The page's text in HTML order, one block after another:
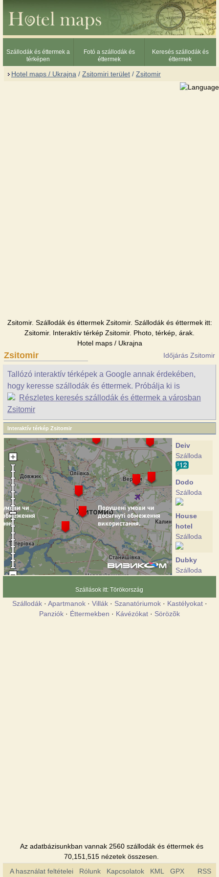
Szállodák és éttermek a
térképen
Fotó a szállodák és
éttermek
Keresés szállodák és
éttermek
Hotel maps / Ukrajna / Zsitomiri terület / Zsitomir
Zsitomir. Szállodák és éttermek Zsitomir. Szállodák és éttermek itt:
Zsitomir. Interaktív térkép Zsitomir. Photo, térkép, árak.
Hotel maps / Ukrajna
Zsitomir Időjárás Zsitomir
Tallózó interaktív térképek a Google annak érdekében,
hogy keresse szállodák és éttermek. Próbálja ki is
Részletes keresés szállodák és éttermek a városban
Zsitomir
Interaktív térkép Zsitomir
Deiv
Szálloda
Dodo
Szálloda
House
hotel
Szálloda
Dubky
Szálloda
Szálloda
Szállások itt: Törökország
Szállodák· Apartmanok· Villák· Szanatóriumok· Kastélyokat·
Panziók · Éttermekben · Kávézókat · Sörözõk
Az adatbázisunkban vannak 2560 szállodák és éttermek és
70,151,515 nézetek összesen.
A használat feltételei
Rólunk Kapcsolatok KML GPX RSS